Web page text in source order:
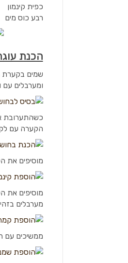
כפית קינמון
רבע כוס מים
הכנת
שמים בקערת
ומערבלים
כשהתערובת
הקערה עם
מוסיפים את
מוסיפים את
מערבלים
ממשיכים עם